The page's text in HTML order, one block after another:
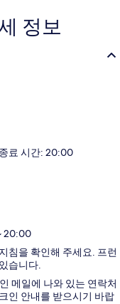
정보
료 시간: 20:00
20:00
침을 확인해 주세요. 프런
습니다.
메일에 나와 있는 연락처
인 안내를 받으시기 바랍